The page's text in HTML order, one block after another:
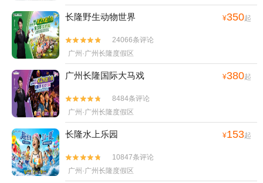
长隆野生动物世界 ¥350起


24066条评论
广州·广州长隆度假区
广州长隆国际大马戏 ¥380起


8484条评论
广州·广州长隆度假区
长隆水上乐园 ¥153起


10847条评论
广州·广州长隆度假区